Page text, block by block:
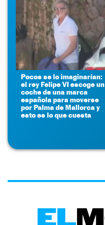
Pocos se lo imaginarían:
el rey Felipe VI escoge un
coche de una marca
española para moverse
por Palma de Mallorca y
esto es lo que cuesta